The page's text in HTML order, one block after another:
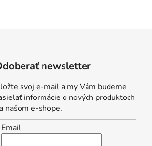
newsletter
svoj e-mail a my Vám budeme
informácie o nových produktoch
našom e-shope.
Email